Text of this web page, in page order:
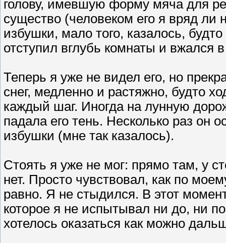
голову, имевшую форму мяча для
существо (человеком его я вряд ли
избушки, мало того, казалось,
отступил вглубь комнаты и вжался в
Теперь я уже не видел его, но
снег, медленно и растяжно, будто
каждый шаг. Иногда на лунную
падала его тень. Несколько раз он
избушки (мне так казалось).
Стоять я уже не мог: прямо там, у
нет. Просто чувствовал, как по
равно. Я не стыдился. В этот
которое я не испытывал ни до, ни
хотелось оказаться как можно